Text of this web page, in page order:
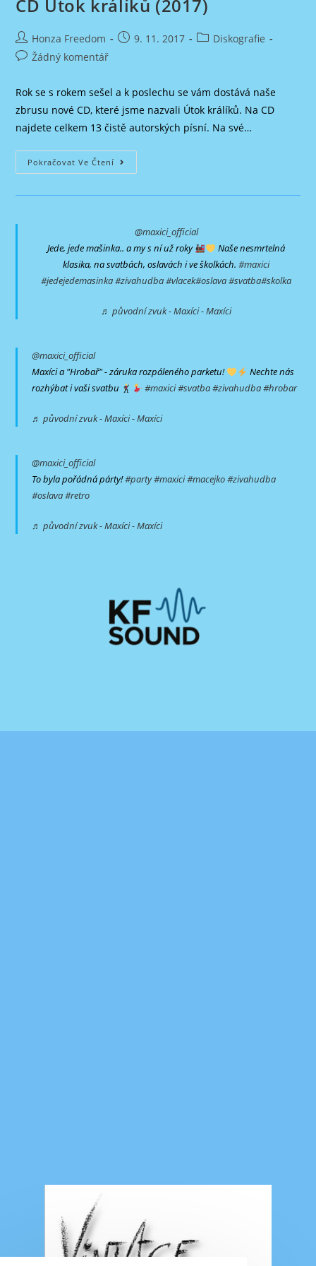
CD Útok králíků (2017)
Autor
příspěvku
Honza Freedom
Příspěvek
9. 11. 2017
RubrikyDiskografie
Komentáře
příspěvku
Žádný komentář
Rok se s rokem sešel a k poslechu se vám dostává naše
zbrusu nové CD, které jsme nazvali Útok králíků. Na CD
najdete celkem 13 čistě autorských písní. Na své…
Pokračovat Ve Čtení CD
Útok
(2017)
@maxici_official
Jede, jede mašinka.. a my s ní už roky
Naše nesmrtelná
klasika, na svatbách, oslavách i ve školkách. #maxici
#jedejedemasinka#zivahudba#vlacek#oslava#svatba#skolka
♬ původní zvuk - Maxíci - Maxíci
@maxici_official
Maxíci a "Hrobař" - záruka rozpáleného parketu!
Nechte nás
rozhýbat i vaši svatbu
#maxici#svatba#zivahudba#hrobar
♬ původní zvuk - Maxíci - Maxíci
@maxici_official
To byla pořádná párty!#party#maxici#macejko#zivahudba
#oslava#retro
♬ původní zvuk - Maxíci - Maxíci